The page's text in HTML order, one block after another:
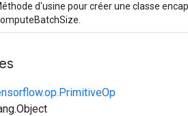
d'usine pour créer une classe